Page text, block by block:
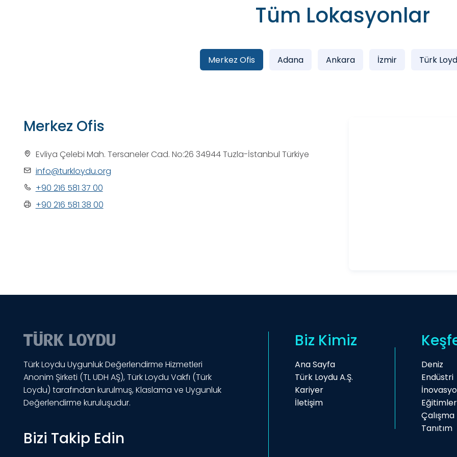
Tüm Lokasyonlar
Merkez Ofis Adana Ankara İzmir Türk
Merkez Ofis
Evliya Çelebi Mah. Tersaneler Cad. No:26 34944 Tuzla-İstanbul Türkiye
info@turkloydu.org
+90 216 581 37 00
+90 216 581 38 00
Türk Loydu Uygunluk Değerlendirme Hizmetleri
Anonim Şirketi (TL UDH AŞ), Türk Loydu Vakfı (Türk
Loydu) tarafından kurulmuş, Klaslama ve Uygunluk
Değerlendirme kuruluşudur.
Bizi Takip Edin
Biz Kimiz
Ana Sayfa
Türk Loydu A.Ş.
Kariyer
İletişim
Deniz
Endüstri
Eğitimler
Tanıtım